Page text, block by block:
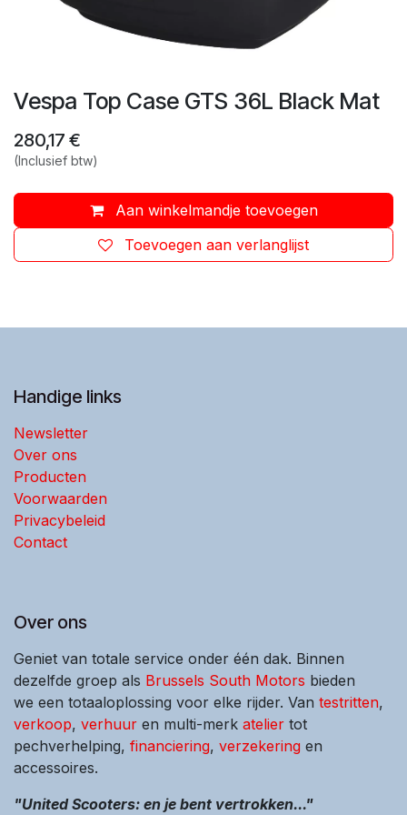
Vespa Top Case GTS 36L Black Mat
280,17 €
(Inclusief btw)
Aan winkelmandje toevoegen
Toevoegen aan verlanglijst
Handige links
Newsletter
Over ons
Producten
Voorwaarden
Privacybeleid
Contact
Over ons
Geniet van totale service onder één dak. Binnen
dezelfde groep als Brussels South Motors bieden
we een totaaloplossing voor elke rijder. Van testritten,
verkoop, verhuur en multi-merk atelier tot
pechverhelping, financiering, verzekering en
accessoires.
"United Scooters: en je bent vertrokken..."